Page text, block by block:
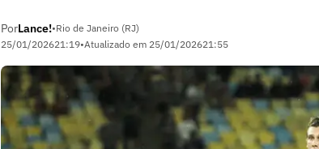
PorLance!•Rio de Janeiro (RJ)
25/01/202621:19•Atualizado em 25/01/202621:55